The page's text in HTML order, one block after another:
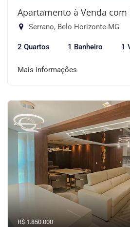
Apartamento à Venda com
Serrano, Belo Horizonte-MG
2 Quartos 1 Banheiro 1
Mais informações
R$ 1.850.000